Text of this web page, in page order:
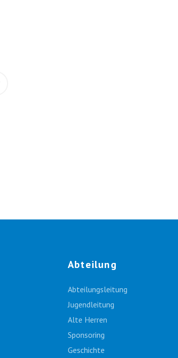
Abteilung
Abteilungsleitung
Jugendleitung
Alte Herren
Sponsoring
Geschichte